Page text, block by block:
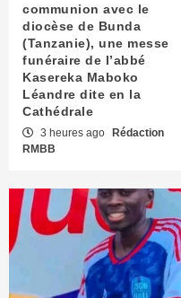
communion avec le
diocèse de Bunda
(Tanzanie), une messe
funéraire de l’abbé
Kasereka Maboko
Léandre dite en la
Cathédrale
3 heures ago
Rédaction
RMBB